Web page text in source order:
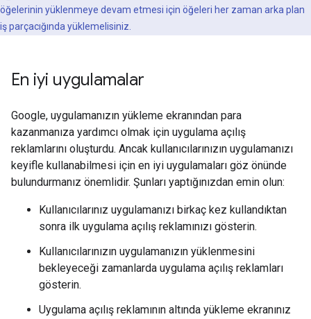
öğelerinin yüklenmeye devam etmesi için öğeleri her zaman arka plan
iş parçacığında yüklemelisiniz.
En iyi uygulamalar
Google, uygulamanızın yükleme ekranından para
kazanmanıza yardımcı olmak için uygulama açılış
reklamlarını oluşturdu. Ancak kullanıcılarınızın uygulamanızı
keyifle kullanabilmesi için en iyi uygulamaları göz önünde
bulundurmanız önemlidir. Şunları yaptığınızdan emin olun:
Kullanıcılarınız uygulamanızı birkaç kez kullandıktan
sonra ilk uygulama açılış reklamınızı gösterin.
Kullanıcılarınızın uygulamanızın yüklenmesini
bekleyeceği zamanlarda uygulama açılış reklamları
gösterin.
Uygulama açılış reklamının altında yükleme ekranınız